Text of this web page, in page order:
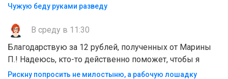
Чужую беду руками разведу
В среду в 11:30
Благодарствую за 12 рублей, полученных от Марины
П.! Надеюсь, кто-то действенно поможет, чтобы я
Рискну попросить не милостыню, а рабочую лошадку